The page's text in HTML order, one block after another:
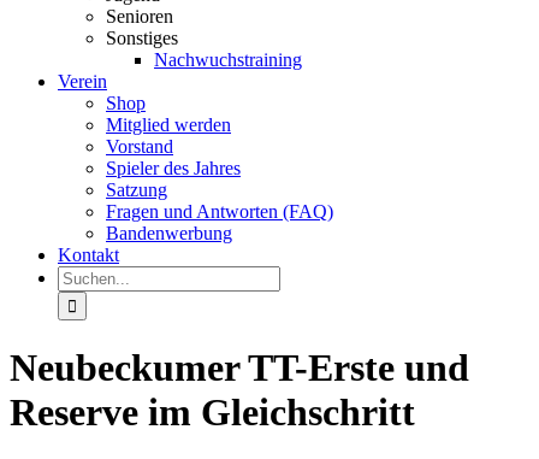
Senioren
Sonstiges
Nachwuchstraining
Verein
Shop
Mitglied werden
Vorstand
Spieler des Jahres
Satzung
Fragen und Antworten (FAQ)
Bandenwerbung
Kontakt
Suche
nach:
Neubeckumer TT-Erste und
Reserve im Gleichschritt